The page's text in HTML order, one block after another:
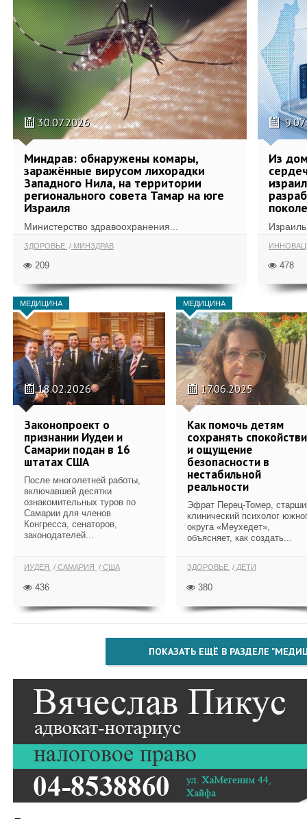
30.07.2026
Миндрав: обнаружены комары,
заражённые вирусом лихорадки
Западного Нила, на территории
регионального совета Тамар на юге
Израиля
Министерство здравоохранения...
ЗДОРОВЬЕ МИНЗДРАВ
209
Из
Израиль
478
МЕДИЦИНА
18.02.2026
Законопроект о
признании Иудеи и
Самарии подан в 16
штатах США
После многолетней работы,
включавшей десятки
ознакомительных туров по
Самарии для членов
Конгресса, сенаторов,
законодателей...
ИУДЕЯ САМАРИЯ США
436
МЕДИЦИНА
17.06.2025
Как помочь детям
сохранять
и ощущение
безопасности в
нестабильной
реальности
Эфрат Перец-Томер,
клинический психолог
округа «Меухедет»,
объясняет, как создать...
ЗДОРОВЬЕ ДЕТИ
380
ПОКАЗАТЬ ЕЩЁ В РАЗДЕЛЕ